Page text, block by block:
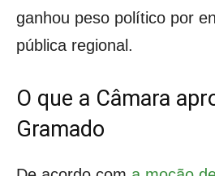
ganhou peso político por
pública regional.
O que a Câmara
Gramado